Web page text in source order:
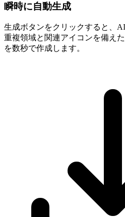
瞬時に自動生成
生成ボタンをクリックすると、
重複領域と関連アイコンを備え
を数秒で作成します。